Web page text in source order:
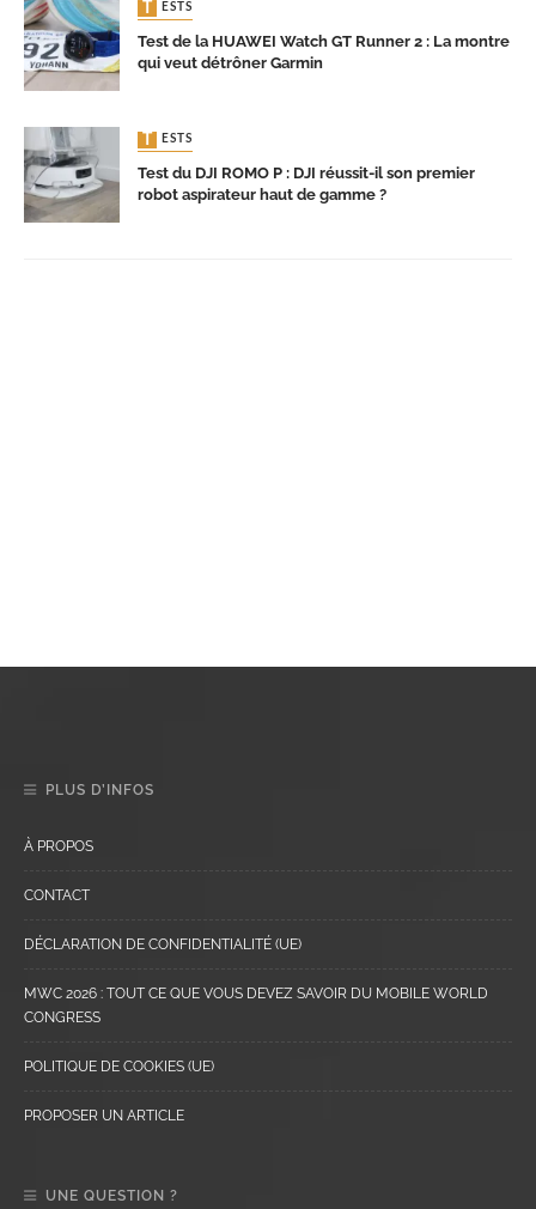
TESTS
Test de la HUAWEI Watch GT Runner 2 : La montre
qui veut détrôner Garmin
TESTS
Test du DJI ROMO P : DJI réussit-il son premier
robot aspirateur haut de gamme ?
PLUS D’INFOS
À PROPOS
CONTACT
DÉCLARATION DE CONFIDENTIALITÉ (UE)
MWC 2026 : TOUT CE QUE VOUS DEVEZ SAVOIR DU MOBILE WORLD
CONGRESS
POLITIQUE DE COOKIES (UE)
PROPOSER UN ARTICLE
UNE QUESTION ?